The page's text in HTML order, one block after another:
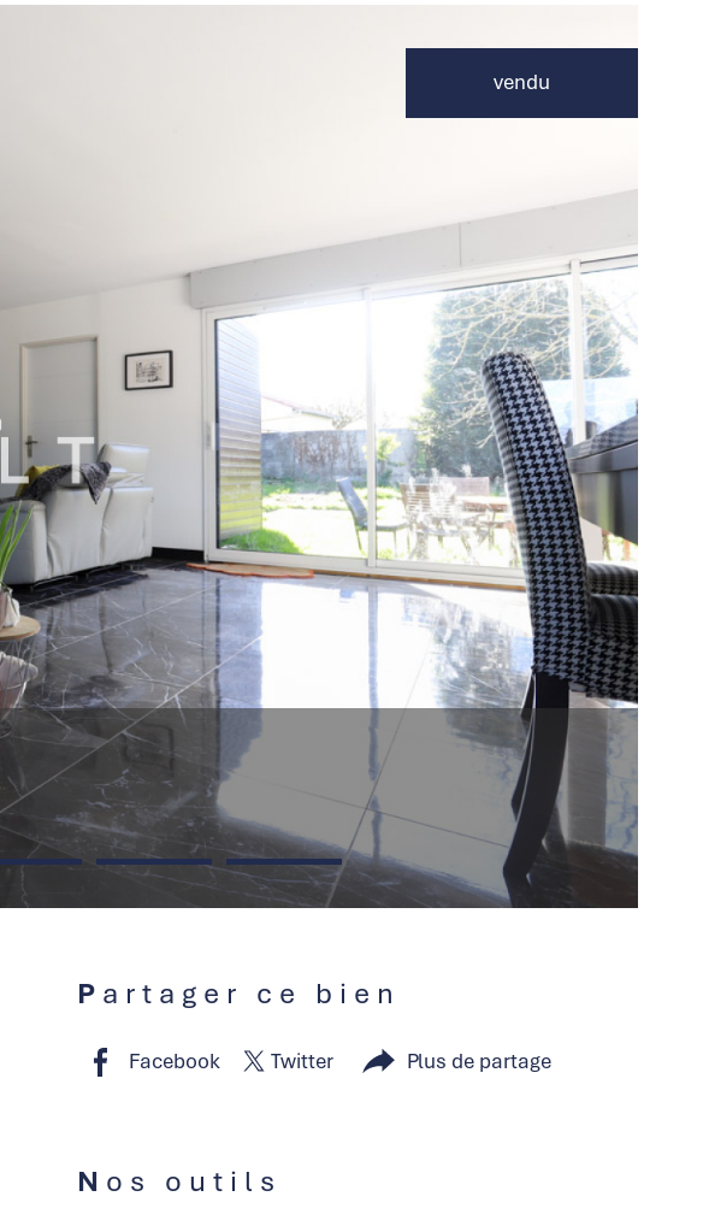
vendu
Partager ce bien
Facebook Twitter Plus de partage
Nos outils